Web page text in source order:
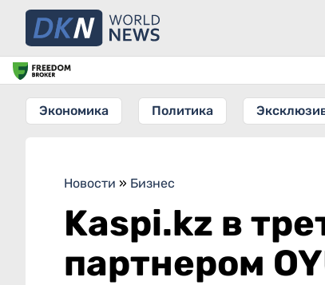
Экономика Политика
Новости » Бизнес
Kaspi.kz в
партнером